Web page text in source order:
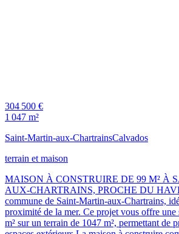
304 500 €
1 047 m²
Saint-Martin-aux-ChartrainsCalvados
terrain et maison
MAISON À CONSTRUIRE DE 99 M² À
AUX-CHARTRAINS, PROCHE DU
commune de Saint-Martin-aux-Chartrains,
proximité de la mer. Ce projet vous offre une
m² sur un terrain de 1047 m², permettant de